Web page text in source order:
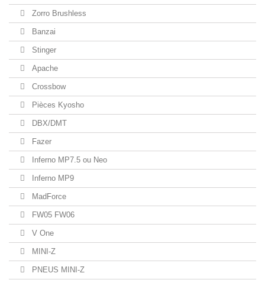
Zorro Brushless
Banzai
Stinger
Apache
Crossbow
Pièces Kyosho
DBX/DMT
Fazer
Inferno MP7.5 ou Neo
Inferno MP9
MadForce
FW05 FW06
V One
MINI-Z
PNEUS MINI-Z